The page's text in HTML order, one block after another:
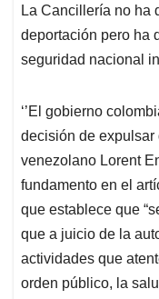
La Cancillería no ha
deportación pero ha
seguridad nacional
‘’El gobierno
decisión de
venezolano Lorent
fundamento en el
que establece que
que a juicio de la
actividades que
orden público, la